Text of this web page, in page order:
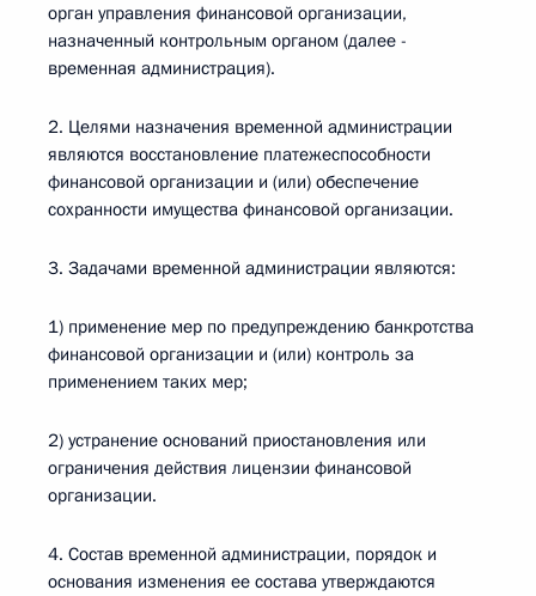
орган управления финансовой организации,
назначенный контрольным органом (далее -
временная администрация).
2. Целями назначения временной администрации
являются восстановление платежеспособности
финансовой организации и (или) обеспечение
сохранности имущества финансовой организации.
3. Задачами временной администрации являются:
1) применение мер по предупреждению банкротства
финансовой организации и (или) контроль за
применением таких мер;
2) устранение оснований приостановления или
ограничения действия лицензии финансовой
организации.
4. Состав временной администрации, порядок и
основания изменения ее состава утверждаются